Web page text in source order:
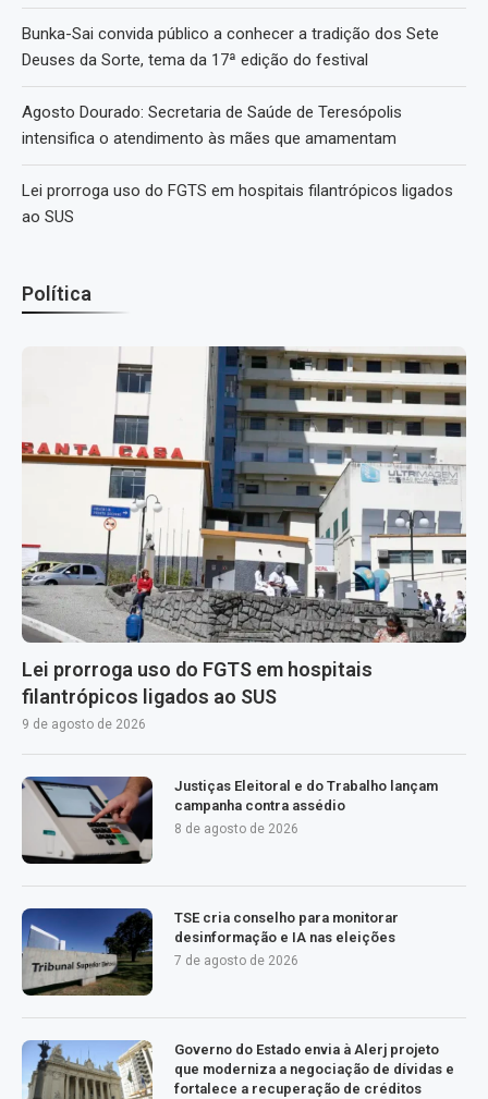
Bunka-Sai convida público a conhecer a tradição dos Sete
Deuses da Sorte, tema da 17ª edição do festival
Agosto Dourado: Secretaria de Saúde de Teresópolis
intensifica o atendimento às mães que amamentam
Lei prorroga uso do FGTS em hospitais filantrópicos ligados
ao SUS
Política
Lei prorroga uso do FGTS em hospitais
filantrópicos ligados ao SUS
9 de agosto de 2026
Justiças Eleitoral e do Trabalho lançam
campanha contra assédio
8 de agosto de 2026
TSE cria conselho para monitorar
desinformação e IA nas eleições
7 de agosto de 2026
Governo do Estado envia à Alerj projeto
que moderniza a negociação de dívidas e
fortalece a recuperação de créditos